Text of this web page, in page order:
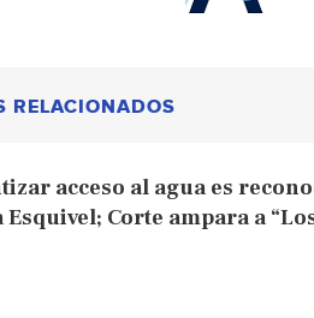
RELACIONADOS
acceso al agua es
Corte ampara a